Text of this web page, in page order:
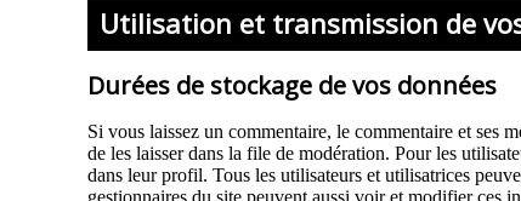
Utilisation et transmission de
Durées de stockage de vos données
Si vous laissez un commentaire, le commentaire et ses
de les laisser dans la file de modération. Pour les
dans leur profil. Tous les utilisateurs et utilisatrices
gestionnaires du site peuvent aussi voir et modifier ces